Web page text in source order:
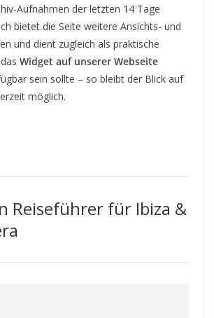
Aufnahmen der letzten 14 Tage
bietet die Seite weitere Ansichts- und
und dient zugleich als praktische
Widget auf unserer Webseite
sein sollte – so bleibt der Blick auf
möglich.
Reiseführer für Ibiza &